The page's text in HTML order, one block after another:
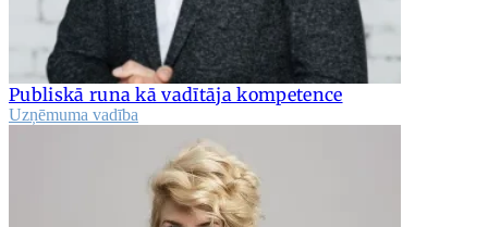
Publiskā runa kā vadītāja kompetence
Uzņēmuma vadība